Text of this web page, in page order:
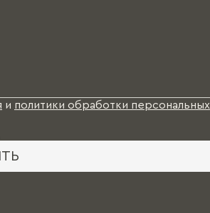
и политики обработки персональных